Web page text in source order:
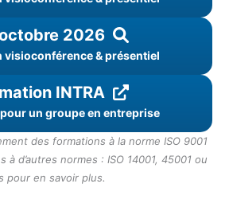
2026
visioconférence & présentiel
INTRA
un groupe en entreprise
des formations à la norme ISO 9001
d’autres normes : ISO 14001, 45001 ou
pour en savoir plus.